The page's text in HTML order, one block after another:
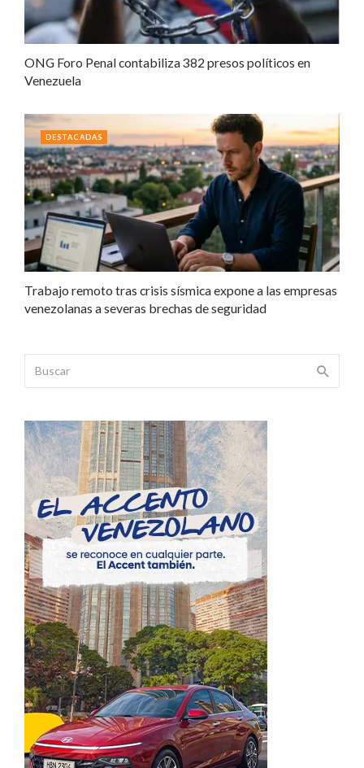
ONG Foro Penal contabiliza 382 presos políticos en
Venezuela
Trabajo remoto tras crisis sísmica expone a las empresas
venezolanas a severas brechas de seguridad
DESTACADAS